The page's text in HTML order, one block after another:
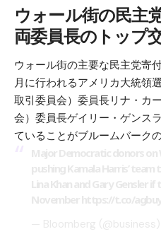
ウォール街の民主
両委員長のトップ
ウォール街の主要な民主党寄
月に行われるアメリカ大統領
取引委員会）委員長リナ・カ
会）委員長ゲイリー・ゲンス
ていることがブルームバーク